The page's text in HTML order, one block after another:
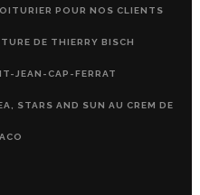
POUR NOS CLIENTS
DE THIERRY BISCH
JEAN-CAP-FERRAT
STARS AND SUN AU CREM DE